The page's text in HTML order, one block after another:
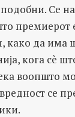
подобни. Се
премиерот
како да има
кога сè
воопшто
се